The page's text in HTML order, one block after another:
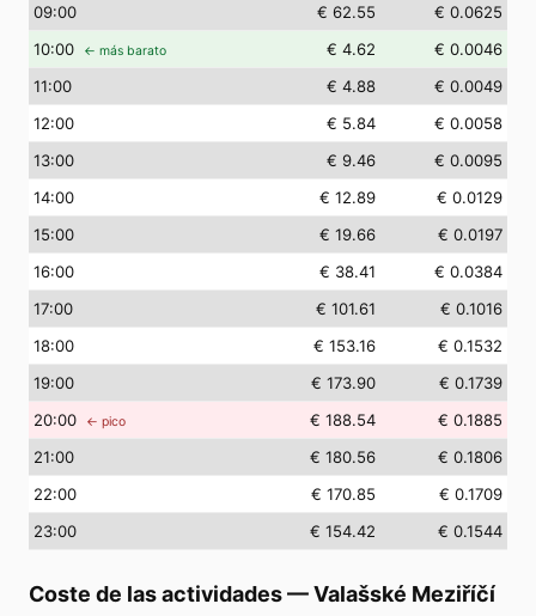
09:00 € 62.55
€ 0.0625
10:00 ← más barato € 4.62
€ 0.0046
11:00 € 4.88
€ 0.0049
12:00 € 5.84
€ 0.0058
13:00 € 9.46
€ 0.0095
14:00 € 12.89
€ 0.0129
15:00 € 19.66
€ 0.0197
16:00 € 38.41
€ 0.0384
17:00 € 101.61
€ 0.1016
18:00 € 153.16
€ 0.1532
19:00 € 173.90
€ 0.1739
20:00 ← pico € 188.54
€ 0.1885
21:00 € 180.56
€ 0.1806
22:00 € 170.85
€ 0.1709
23:00 € 154.42 € 0.1544
Coste de las actividades—Valašské Meziříčí